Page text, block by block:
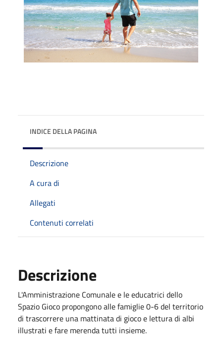
INDICE DELLA PAGINA
Descrizione
A cura di
Allegati
Contenuti correlati
Descrizione
L'Amministrazione Comunale e le educatrici dello
Spazio Gioco propongono alle famiglie 0-6 del territorio
di trascorrere una mattinata di gioco e lettura di albi
illustrati e fare merenda tutti insieme.